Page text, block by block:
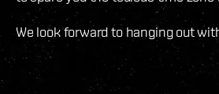
We look forward to hanging out